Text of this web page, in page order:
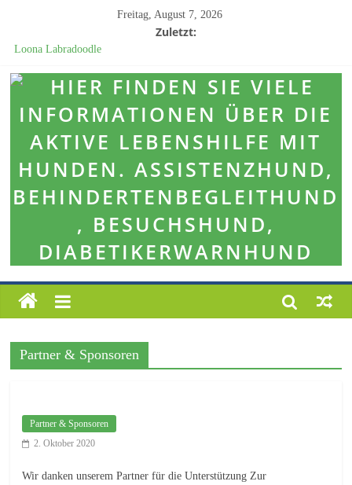
Freitag, August 7, 2026
Zuletzt:
Loona Labradoodle
Besucht uns auf der „Newstrend Messe“ 2024 bei Fa. Möbel-Kempf in
Förderprojekt „Charly“
Weihnachten 2025
Partner & Sponsoren
Partner & Sponsoren
2. Oktober 2020
Wir danken unserem Partner für die Unterstützung Zur